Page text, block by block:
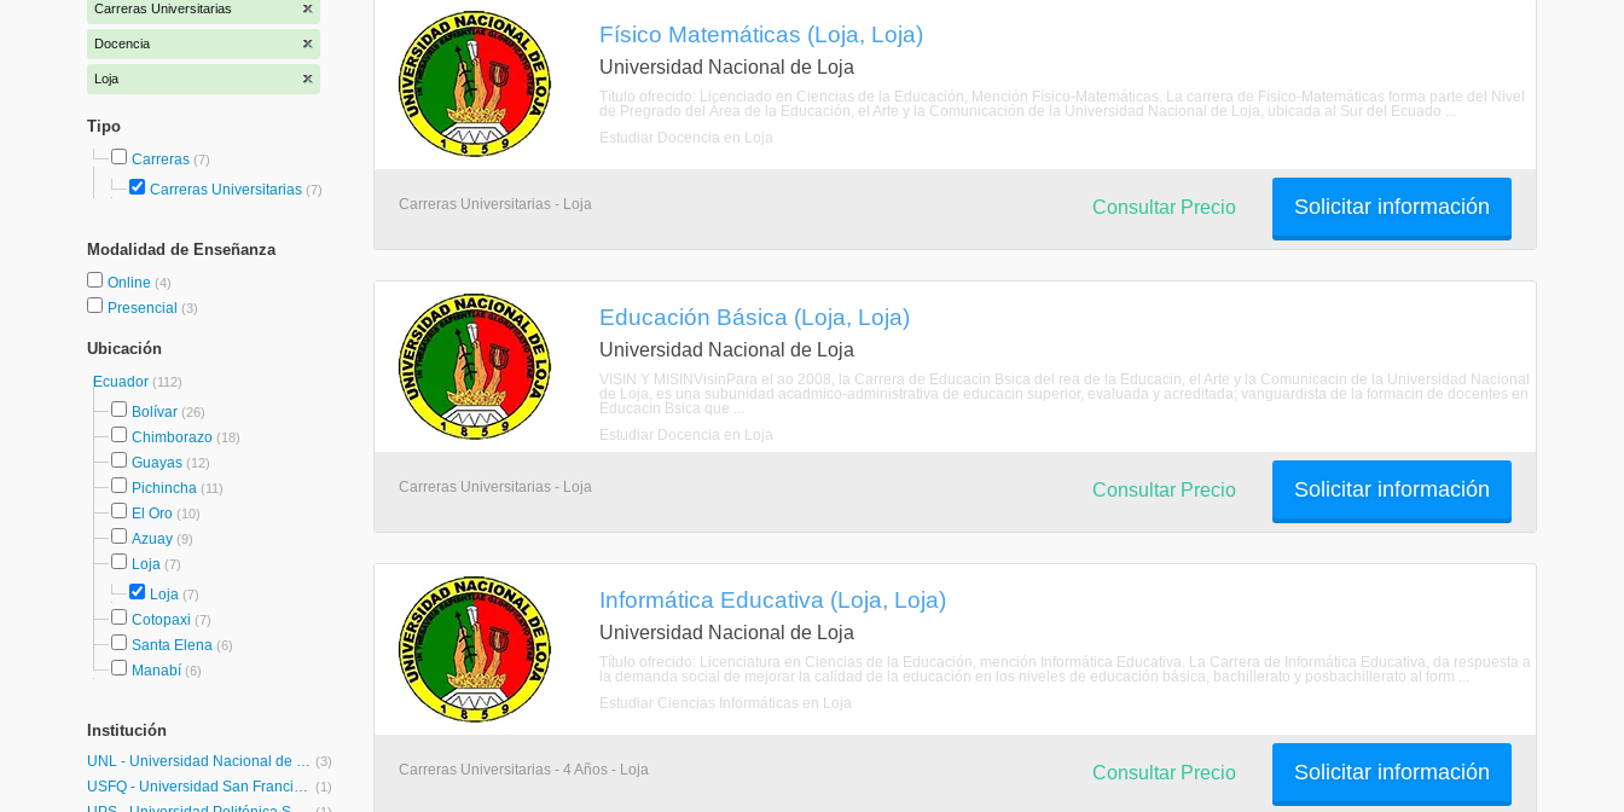
Carreras Universitarias
Docencia
Loja
Tipo
Carreras (7)
Carreras Universitarias (7)
Modalidad de Enseñanza
Online (4)
Presencial (3)
Ubicación
Ecuador (112)
Bolívar (26)
Chimborazo (18)
Guayas (12)
Pichincha (11)
El Oro (10)
Azuay (9)
Loja (7)
Loja (7)
Cotopaxi (7)
Santa Elena (6)
Manabí (6)
Institución
UNL - Universidad Nacional de Loja (3)
USFQ - Universidad San Francisco de Quito (1)
Físico Matemáticas (Loja, Loja)
Universidad Nacional de Loja
Título ofrecido: Licenciado en Ciencias de la Educación, Mención Físico-Matemáticas. La carrera de Físico-Matemáticas forma parte del Nivel
de Pregrado del Área de la Educación, el Arte y la Comunicación de la Universidad Nacional de Loja, ubicada al Sur del Ecuado ...
Estudiar Docencia en Loja
Carreras Universitarias - Loja Solicitar información
Consultar Precio
Educación Básica (Loja, Loja)
Universidad Nacional de Loja
VISIN Y MISINVisinPara el ao 2008, la Carrera de Educacin Bsica del rea de la Educacin, el Arte y la Comunicacin de la Universidad Nacional
de Loja, es una subunidad acadmico-administrativa de educacin superior, evaluada y acreditada; vanguardista de la formacin de docentes en
Educacin Bsica que ...
Estudiar Docencia en Loja
Carreras Universitarias - Loja Solicitar información
Consultar Precio
Informática Educativa (Loja, Loja)
Universidad Nacional de Loja
Título ofrecido: Licenciatura en Ciencias de la Educación, mención Informática Educativa. La Carrera de Informática Educativa, da respuesta a
la demanda social de mejorar la calidad de la educación en los niveles de educación básica, bachillerato y posbachillerato al form ...
Estudiar Ciencias Informáticas en Loja
Carreras Universitarias - 4 Años - Loja Solicitar información
Consultar Precio